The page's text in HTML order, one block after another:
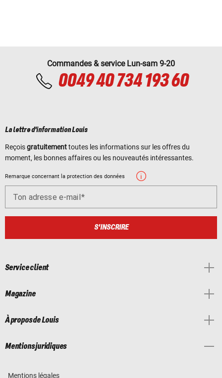
Commandes & service Lun-sam 9-20
0049 40 734 193 60
La lettre d'information Louis
Reçoisgratuitementtoutes les informations sur les offres du
moment, les bonnes affaires ou les nouveautés intéressantes.
Remarque concernant la protection des données
Ton adresse e-mail
S'INSCRIRE
Service client
Magazine
À propos de Louis
Mentions juridiques
Mentions légales